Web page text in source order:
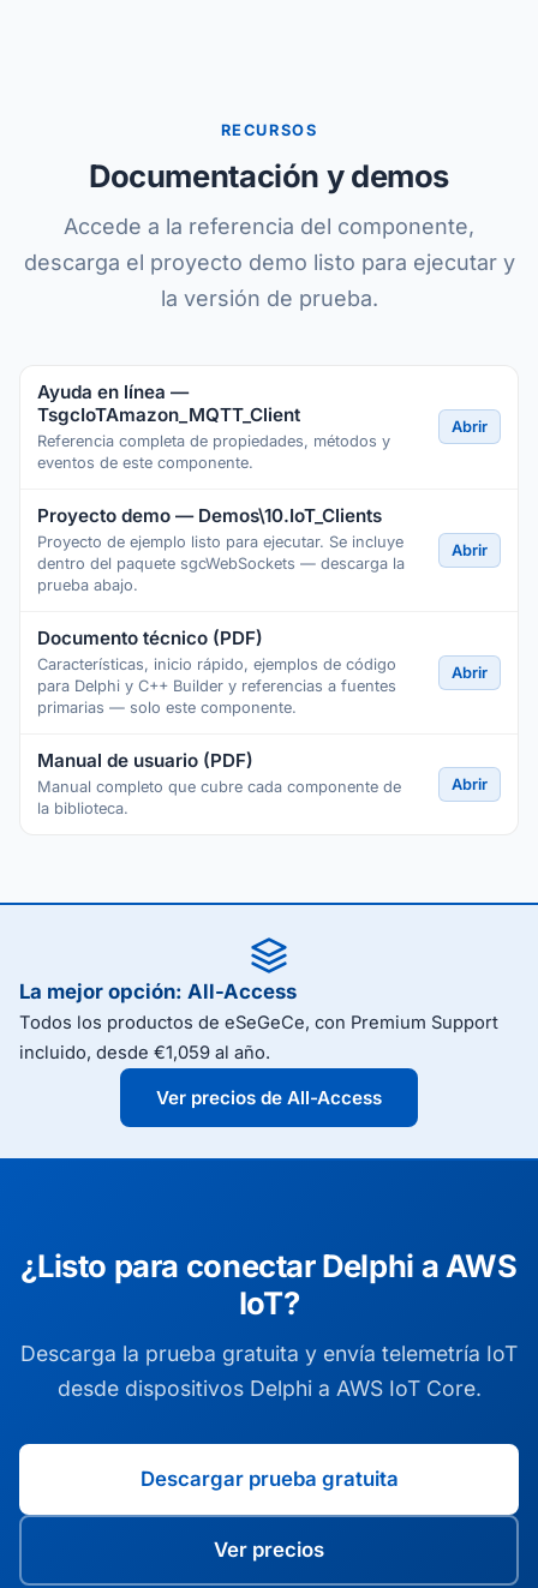
RECURSOS
Documentación y demos
Accede a la referencia del componente,
descarga el proyecto demo listo para ejecutar y
la versión de prueba.
Ayuda en línea —
TsgcIoTAmazon_MQTT_Client
Referencia completa de propiedades, métodos y
eventos de este componente.
Abrir
Proyecto demo — Demos\10.IoT_Clients
Proyecto de ejemplo listo para ejecutar. Se incluye
dentro del paquete sgcWebSockets — descarga la
prueba abajo.
Abrir
Documento técnico (PDF)
Características, inicio rápido, ejemplos de código
para Delphi y C++ Builder y referencias a fuentes
primarias — solo este componente.
Abrir
Manual de usuario (PDF)
Manual completo que cubre cada componente de
la biblioteca.
Abrir
La mejor opción: All-Access
Todos los productos de eSeGeCe, con Premium Support
incluido, desde €1,059 al año.
Ver precios de All-Access
¿Listo para conectar Delphi a AWS
IoT?
Descarga la prueba gratuita y envía telemetría IoT
desde dispositivos Delphi a AWS IoT Core.
Descargar prueba gratuita
Ver precios